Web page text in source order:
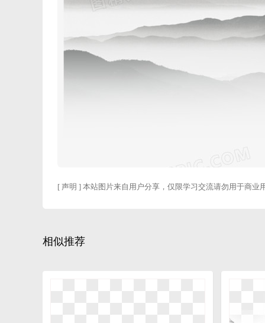
[ 声明 ] 本站图片来自用户分享，仅限学习交流请勿用于商业
相似推荐